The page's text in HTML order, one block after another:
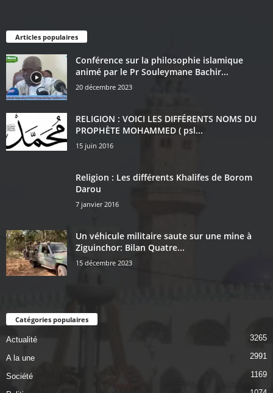
Articles populaires
Conférence sur la philosophie islamique
animé par le Pr Souleymane Bachir...
20 décembre 2023
RELIGION : VOICI LES DIFFÉRENTS NOMS DU
PROPHÈTE MOHAMMED ( psl...
15 juin 2016
Religion : Les différents Khalifes de Borom
Darou
7 janvier 2016
Un véhicule militaire saute sur une mine à
Ziguinchor: Bilan Quatre...
15 décembre 2023
Catégories populaires
Actualité 3265
A la une 2991
Société 1169